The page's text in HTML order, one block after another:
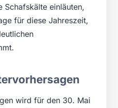
Schafskälte einläuten,
für diese Jahreszeit,
wird für den 30. Mai